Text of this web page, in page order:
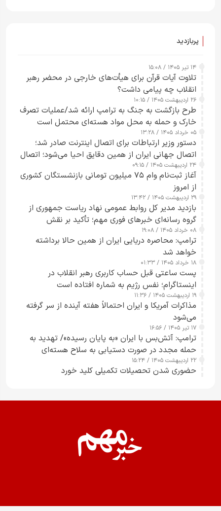
پربازدید
۱۴ تیر ۱۴۰۵ / ۱۵:۰۸
تلاوت آیات قرآن برای هیأت‌های خارجی در محضر رهبر
انقلاب چه پیامی داشت؟
۲۶ اردیبهشت ۱۴۰۵ / ۱۰:۱۵
طرح‌ بازگشت به جنگ به ترامپ ارائه شد/عملیات تصرف
خارک و حمله به محل مواد هسته‌ای محتمل است
۰۵ خرداد ۱۴۰۵ / ۱۳:۲۸
دستور وزیر ارتباطات برای اتصال اینترنت صادر شد؛
اتصال جهانی ایران از همین دقایق احیا می‌شود؛ اتصال
کامل مردم تا ۲۴ ساعت آینده
۲۴ اردیبهشت ۱۴۰۵ / ۰۹:۱۵
آغاز ثبت‌نام وام ۷۵ میلیون تومانی بازنشستگان کشوری
از امروز
۲۹ اردیبهشت ۱۴۰۵ / ۱۳:۴۲
بازدید مدیر کل روابط عمومی نهاد ریاست جمهوری از
گروه رسانه‌ای خبرهای فوری مهم؛ تأکید بر نقش
رسانه‌های هوشمند و مسئول در ارتقای آگاهی عمومی
۰۸ خرداد ۱۴۰۵ / ۱۹:۰۸
ترامپ: محاصره دریایی ایران از همین حالا برداشته
خواهد شد
۱۸ خرداد ۱۴۰۵ / ۰۱:۳۳
پست ساعتی قبل حساب کاربری رهبر انقلاب در
اینستاگرام؛ نفس رژیم به شماره افتاده است​
۱۹ اردیبهشت ۱۴۰۵ / ۱۱:۳۶
مذاکرات آمریکا و ایران احتمالاً هفته آینده از سر گرفته
می‌شود
۱۷ تیر ۱۴۰۵ / ۱۶:۵۶
ترامپ: آتش‌بس با ایران «به پایان رسیده»/ تهدید به
حمله مجدد در صورت دستیابی به سلاح هسته‌ای
۲۲ اردیبهشت ۱۴۰۵ / ۱۵:۲۴
حضوری شدن تحصیلات تکمیلی کلید خورد